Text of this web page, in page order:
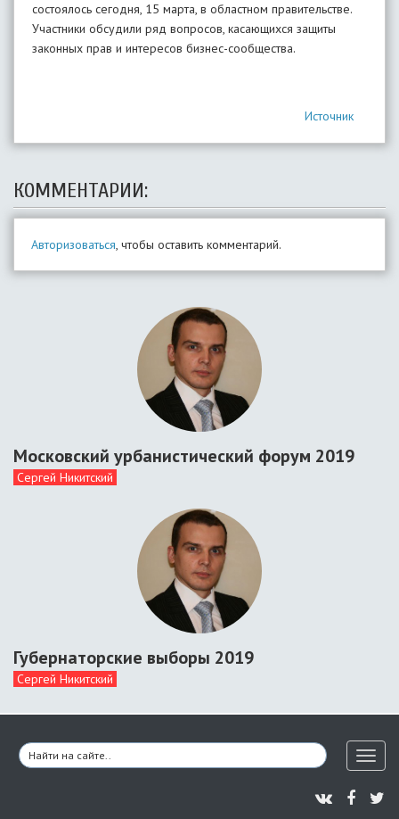
состоялось сегодня, 15 марта, в областном правительстве.
Участники обсудили ряд вопросов, касающихся защиты
законных прав и интересов бизнес-сообщества.
Источник
КОММЕНТАРИИ:
Авторизоваться, чтобы оставить комментарий.
Московский урбанистический форум 2019
Сергей Никитский
Губернаторские выборы 2019
Сергей Никитский